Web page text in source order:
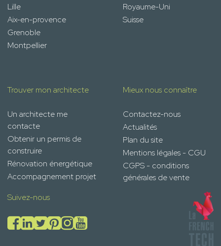
Lille
Aix-en-provence
Grenoble
Montpellier
Royaume-Uni
Suisse
Trouver mon architecte
Un architecte me
contacte
Obtenir un permis de
construire
Rénovation énergétique
Accompagnement projet
Mieux nous connaître
Contactez-nous
Actualités
Plan du site
Mentions légales - CGU
CGPS - conditions
générales de vente
Suivez-nous